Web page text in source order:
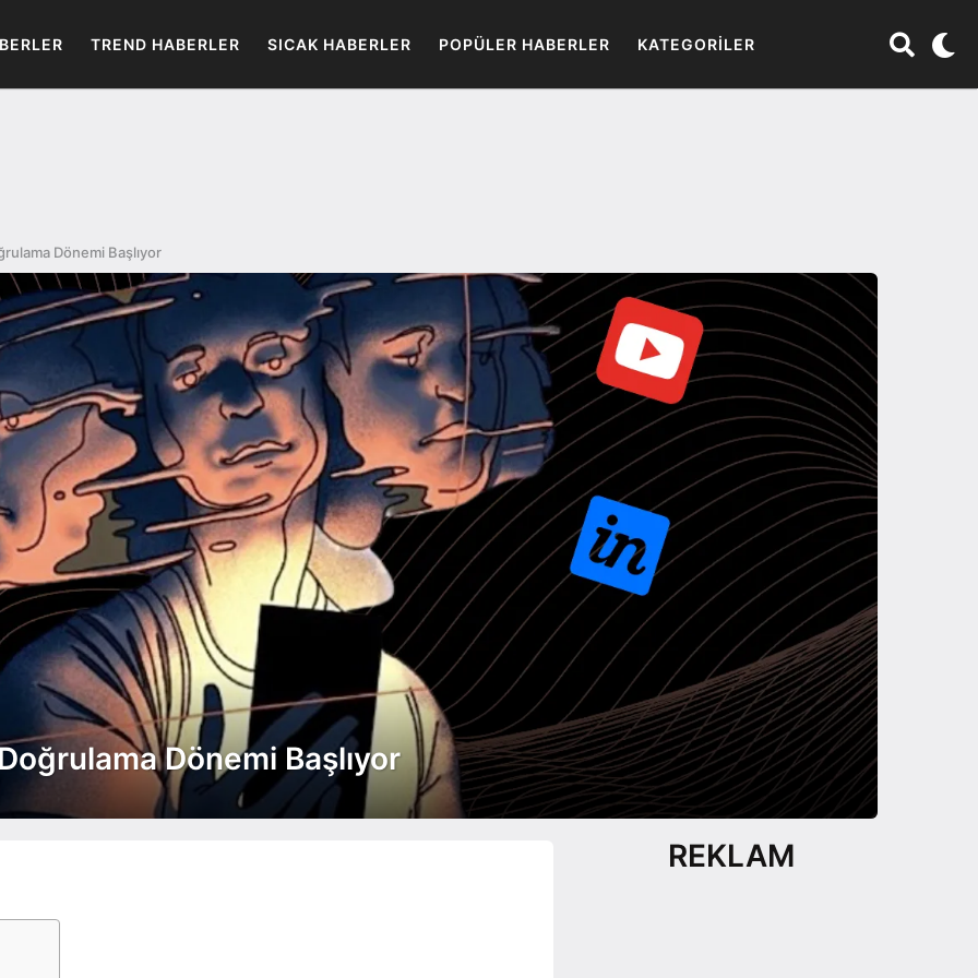
TREND HABERLER SICAK HABERLER POPÜLER HABERLER KATEGORILER
Dönemi Başlıyor
Dönemi Başlıyor
REKLAM